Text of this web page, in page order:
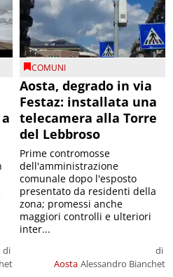
di
COMUNI
Aosta, degrado in via
Festaz: installata una
telecamera alla Torre
del Lebbroso
Aosta
di
Alessandro Bianchet
Prime contromosse
dell'amministrazione
comunale dopo l'esposto
presentato da residenti della
zona; promessi anche
maggiori controlli e ulteriori
inter...